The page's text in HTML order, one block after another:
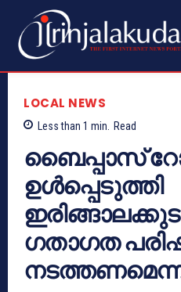
LOCAL NEWS
Less than 1 min. Read
ബൈപ്പാസ്
ഉള്‍പ്പെടുത്തി
ഗതാഗത